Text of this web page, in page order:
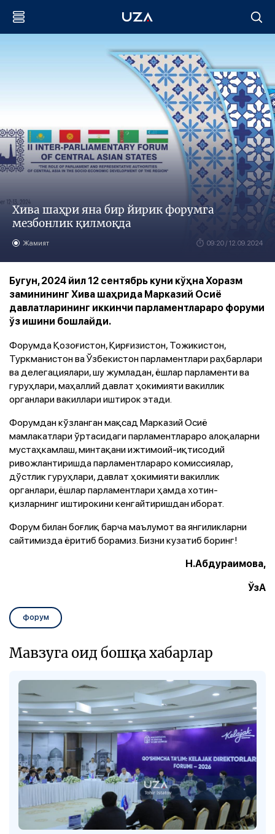
Хива шаҳри яна бир йирик форумга
мезбонлик қилмоқда
Жамият 09:20 / 12.09.2024
Бугун, 2024 йил 12 сентябрь куни кўҳна Хоразм
заминининг Хива шаҳрида Марказий Осиё
давлатларининг иккинчи парламентлараро форуми
ўз ишини бошлайди.
Форумда Қозоғистон, Қирғизистон, Тожикистон,
Туркманистон ва Ўзбекистон парламентлари раҳбарлари
ва делегациялари, шу жумладан, ёшлар парламенти ва
гуруҳлари, маҳаллий давлат ҳокимияти вакиллик
органлари вакиллари иштирок этади.
Форумдан кўзланган мақсад Марказий Осиё
мамлакатлари ўртасидаги парламентлараро алоқаларни
мустаҳкамлаш, минтақани ижтимоий-иқтисодий
ривожлантиришда парламентлараро комиссиялар,
дўстлик гуруҳлари, давлат ҳокимияти вакиллик
органлари, ёшлар парламентлари ҳамда хотин-
қизларнинг иштирокини кенгайтиришдан иборат.
Форум билан боғлиқ барча маълумот ва янгиликларни
сайтимизда ёритиб борамиз. Бизни кузатиб боринг!
Н.Абдураимова,
ЎзА
форум
Мавзуга оид бошқа хабарлар